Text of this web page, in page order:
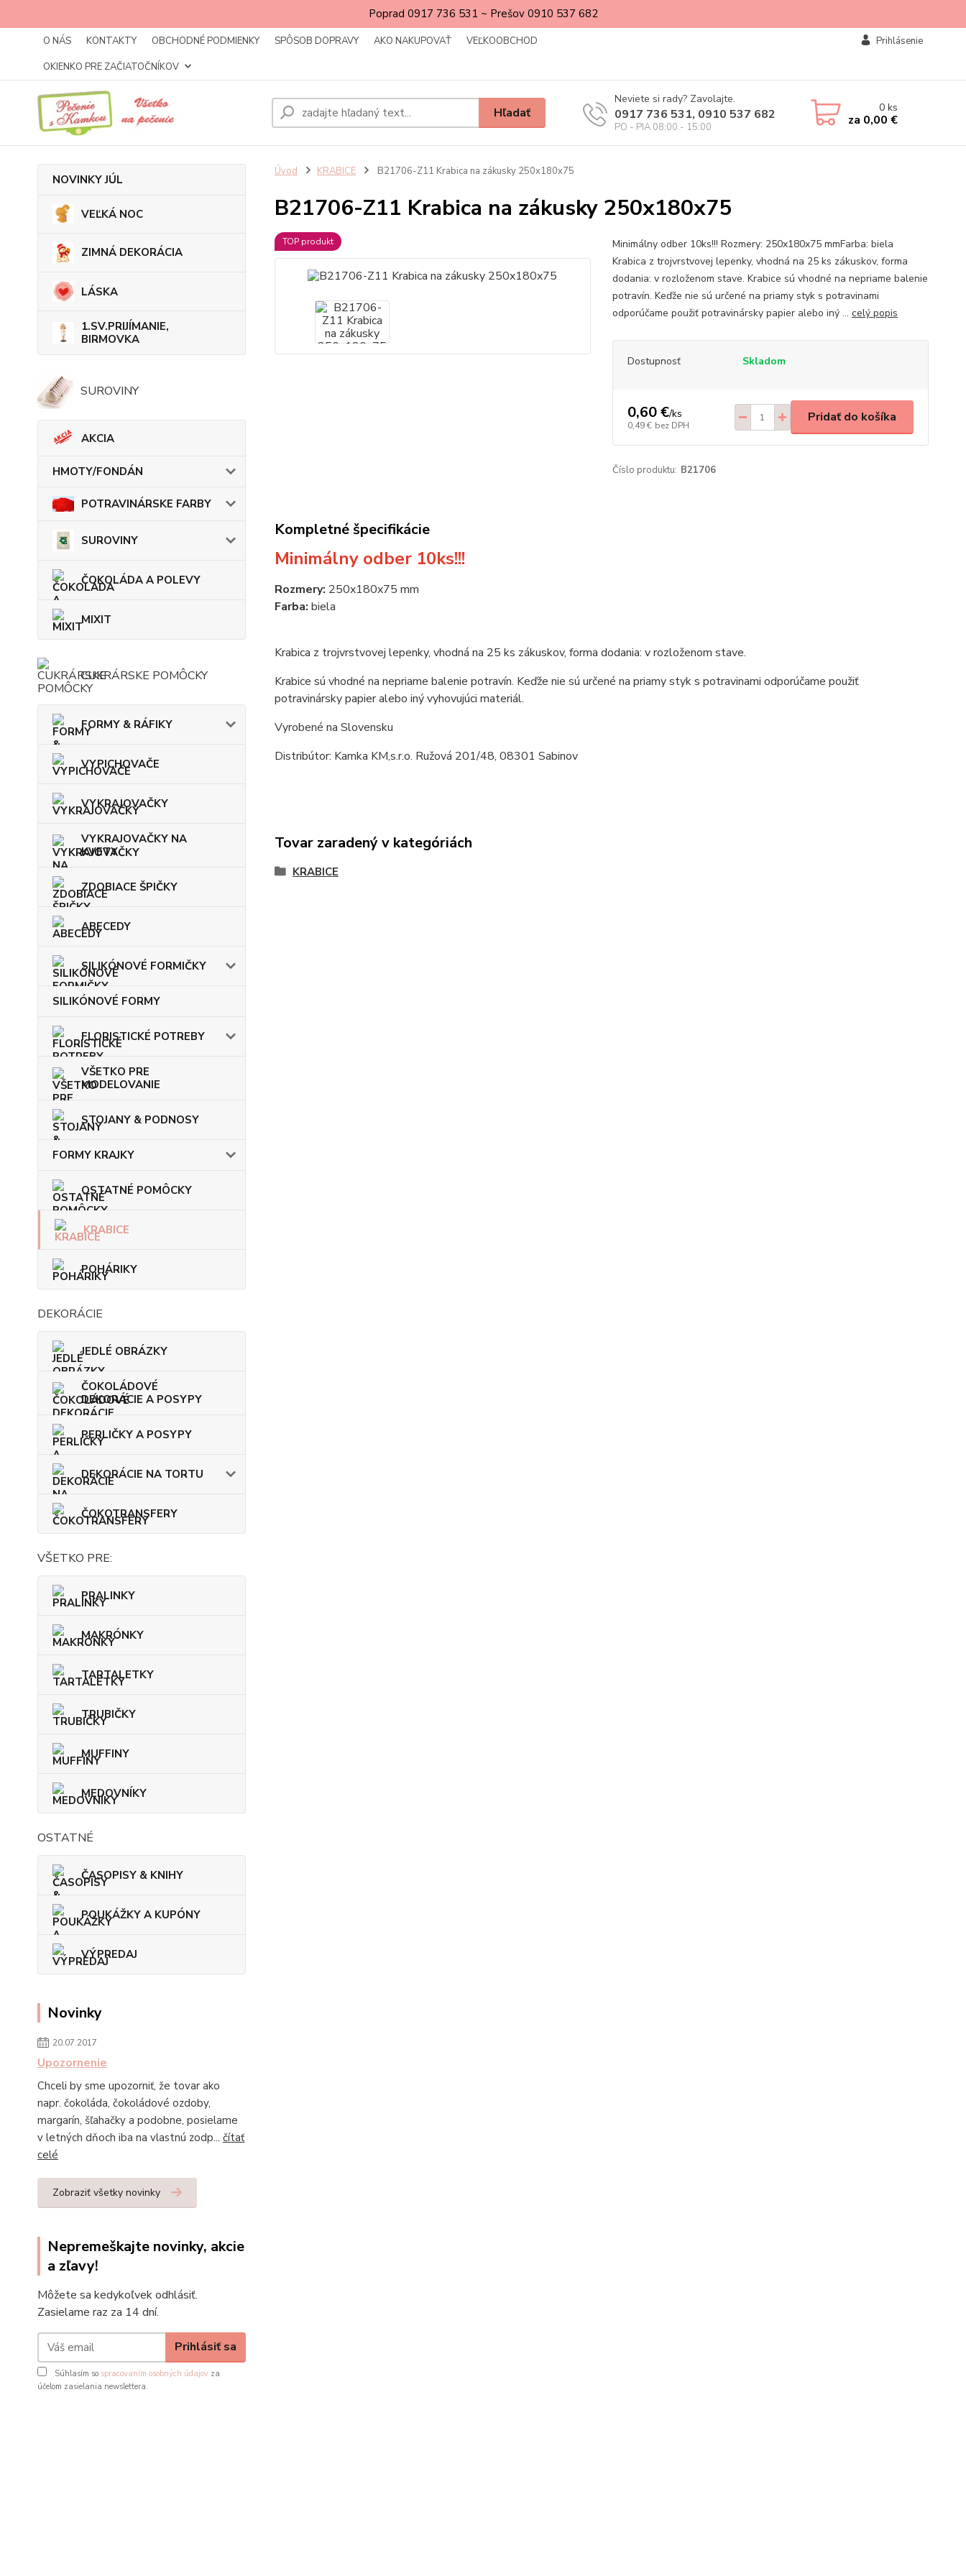
Poprad 0917 736 531 ~ Prešov 0910 537 682
O NÁS KONTAKTY OBCHODNÉ PODMIENKY SPÔSOB DOPRAVY AKO NAKUPOVAŤ
VEĽKOOBCHOD
OKIENKO PRE ZAČIATOČNÍKOV
Prihlásenie
Hľadať
Neviete si rady? Zavolajte.
0917 736 531, 0910 537 682
PO - PIA 08:00 - 15:00
0ks
za 0,00 €
NOVINKY JÚL
VEĽKÁ NOC
ZIMNÁ DEKORÁCIA
LÁSKA
1.SV.PRIJÍMANIE,
BIRMOVKA
SUROVINY
AKCIA
HMOTY/FONDÁN
POTRAVINÁRSKE FARBY
SUROVINY
ČOKOLÁDA A POLEVY
MIXIT
CUKRÁRSKE POMÔCKY
FORMY & RÁFIKY
VYPICHOVAČE
VYKRAJOVAČKY
VYKRAJOVAČKY NA
KVETY
ZDOBIACE ŠPIČKY
ABECEDY
SILIKÓNOVÉ FORMIČKY
SILIKÓNOVÉ FORMY
FLORISTICKÉ POTREBY
VŠETKO PRE
MODELOVANIE
STOJANY & PODNOSY
FORMY KRAJKY
OSTATNÉ POMÔCKY
KRABICE
POHÁRIKY
DEKORÁCIE
JEDLÉ OBRÁZKY
ČOKOLÁDOVÉ
DEKORÁCIE A POSYPY
PERLIČKY A POSYPY
DEKORÁCIE NA TORTU
ČOKOTRANSFERY
VŠETKO PRE:
PRALINKY
MAKRÓNKY
TARTALETKY
TRUBIČKY
MUFFINY
MEDOVNÍKY
OSTATNÉ
ČASOPISY & KNIHY
POUKÁŽKY A KUPÓNY
VÝPREDAJ
Novinky
20.07.2017
Upozornenie
Chceli by sme upozorniť, že tovar ako
napr. čokoláda, čokoládové ozdoby,
margarín, šľahačky a podobne, posielame
v letných dňoch iba na vlastnú zodp... čítať
celé
Zobraziť všetky novinky
Nepremeškajte novinky, akcie
a zľavy!
Môžete sa kedykoľvek odhlásiť.
Zasielame raz za 14 dní.
Prihlásiť sa
Súhlasím so spracovaním osobných údajov za
účelom zasielania newslettera.
Úvod KRABICE B21706-Z11 Krabica na zákusky 250x180x75
B21706-Z11 Krabica na zákusky 250x180x75
TOP produkt
Minimálny odber 10ks!!! Rozmery: 250x180x75 mmFarba: biela
Krabica z trojvrstvovej lepenky, vhodná na 25 ks zákuskov, forma
dodania: v rozloženom stave. Krabice sú vhodné na nepriame balenie
potravín. Keďže nie sú určené na priamy styk s potravinami
odporúčame použiť potravinársky papier alebo iný ... celý popis
Dostupnosť Skladom
0,60 €/ks
0,49 € bez DPH
Pridať do košíka
Číslo produktu: B21706
Kompletné špecifikácie
Minimálny odber 10ks!!!
Rozmery: 250x180x75 mm
Farba: biela
Krabica z trojvrstvovej lepenky, vhodná na 25 ks zákuskov, forma dodania: v rozloženom stave.
Krabice sú vhodné na nepriame balenie potravín. Keďže nie sú určené na priamy styk s potravinami odporúčame použiť
potravinársky papier alebo iný vyhovujúci materiál.
Vyrobené na Slovensku
Distribútor: Kamka KM,s.r.o. Ružová 201/48, 08301 Sabinov
Tovar zaradený v kategóriách
KRABICE